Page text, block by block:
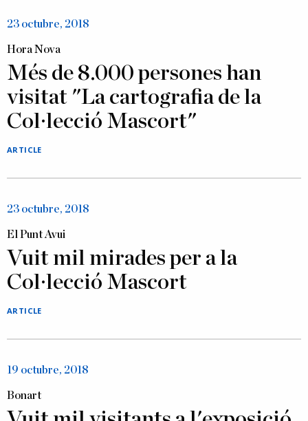
23 octubre, 2018
Hora Nova
Més de 8.000 persones han
visitat "La cartografia de la
Col·lecció Mascort"
ARTICLE
23 octubre, 2018
El Punt Avui
Vuit mil mirades per a la
Col·lecció Mascort
ARTICLE
19 octubre, 2018
Bonart